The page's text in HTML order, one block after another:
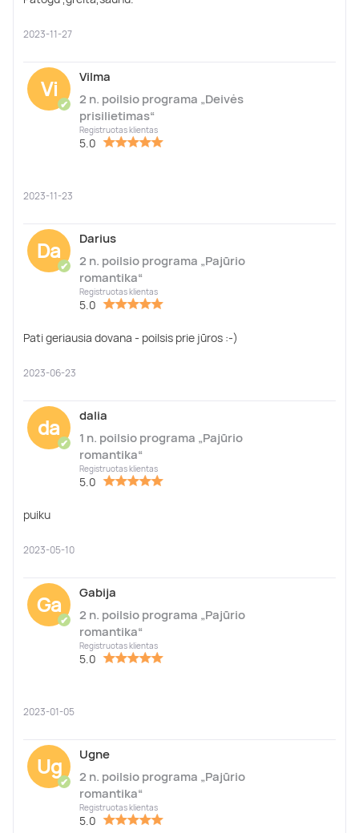
2023-11-27
Vi
✔
Vilma
2 n. poilsio programa „Deivės
prisilietimas“
Registruotas klientas
5.0
2023-11-23
Da
✔
Darius
2 n. poilsio programa „Pajūrio
romantika“
Registruotas klientas
5.0
Pati geriausia dovana - poilsis prie jūros :-)
2023-06-23
da
✔
dalia
1 n. poilsio programa „Pajūrio
romantika“
Registruotas klientas
5.0
puiku
2023-05-10
Ga
✔
Gabija
2 n. poilsio programa „Pajūrio
romantika“
Registruotas klientas
5.0
2023-01-05
Ug
✔
Ugne
2 n. poilsio programa „Pajūrio
romantika“
Registruotas klientas
5.0